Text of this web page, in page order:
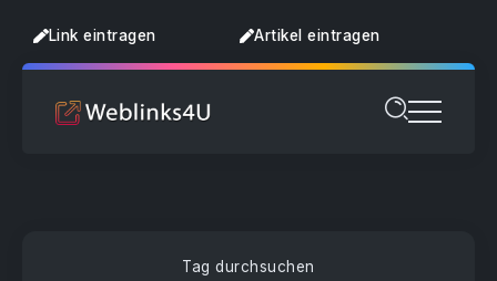
Link eintragen Artikel eintragen
Tag durchsuchen